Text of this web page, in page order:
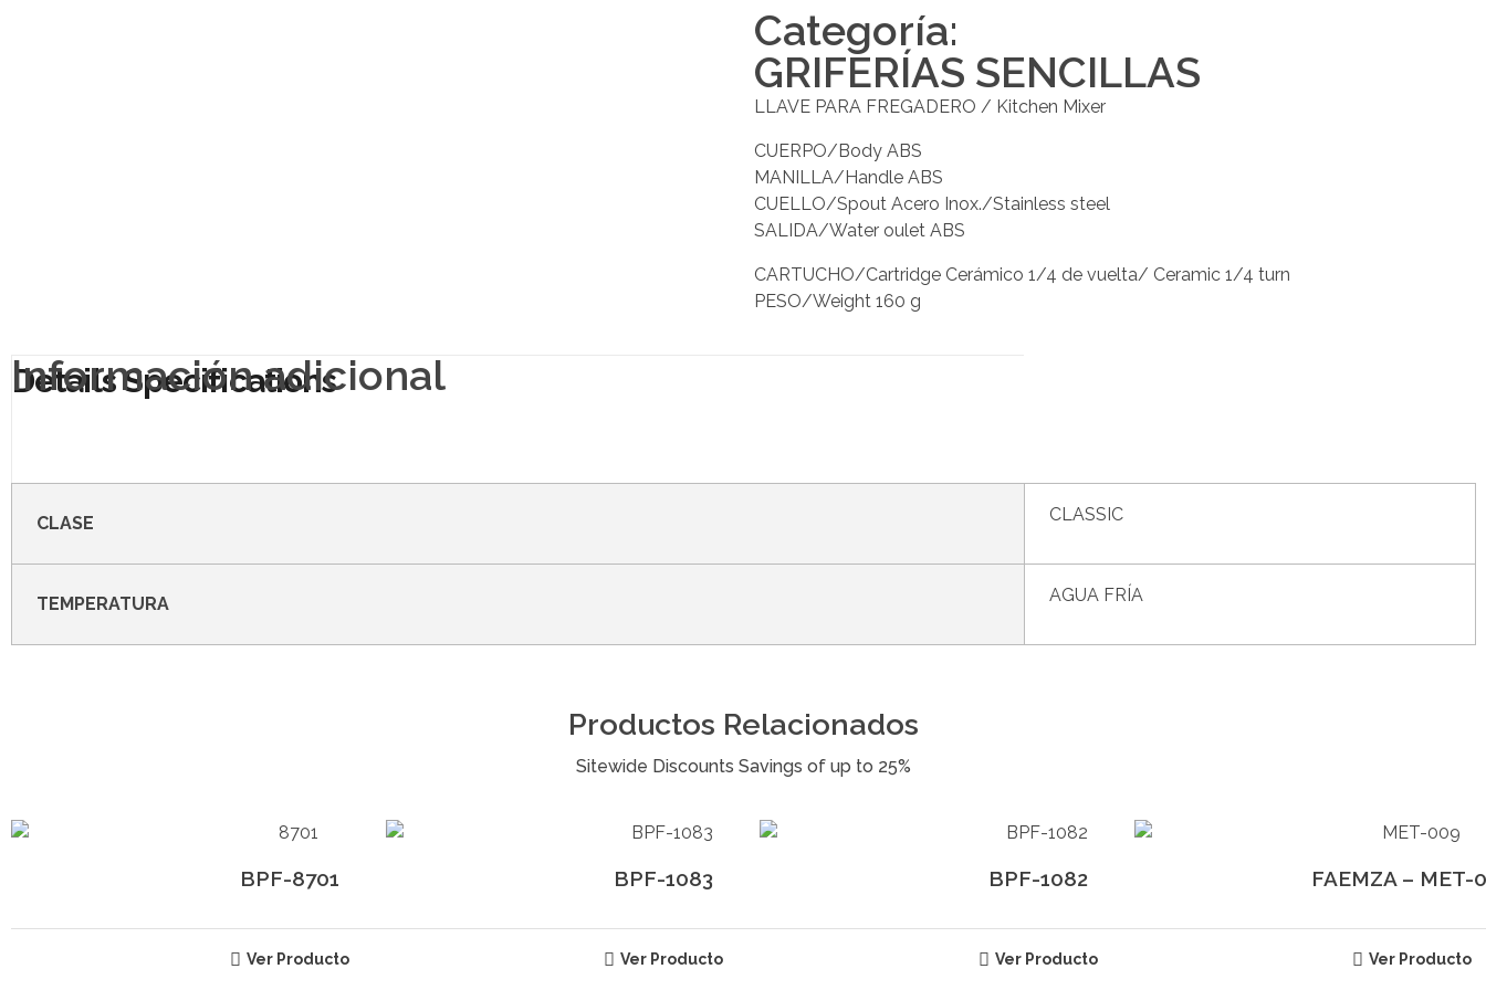
Categoría:
GRIFERÍAS SENCILLAS
LLAVE PARA FREGADERO / Kitchen Mixer
CUERPO/Body ABS
MANILLA/Handle ABS
CUELLO/Spout Acero Inox./Stainless steel
SALIDA/Water oulet ABS
CARTUCHO/Cartridge Cerámico 1/4 de vuelta/ Ceramic 1/4 turn
PESO/Weight 160 g
Información adicional
CLASE CLASSIC
TEMPERATURA AGUA FRÍA
Productos Relacionados
BPF-8701
Ver Producto
BPF-1083
Ver Producto
BPF-1082
Ver Producto
FAEMZA – MET-
Ver Producto